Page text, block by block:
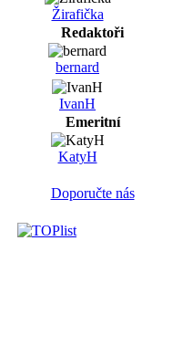
Žirafička
Redaktoři
bernard
IvanH
Emeritní
KatyH
Doporučte nás